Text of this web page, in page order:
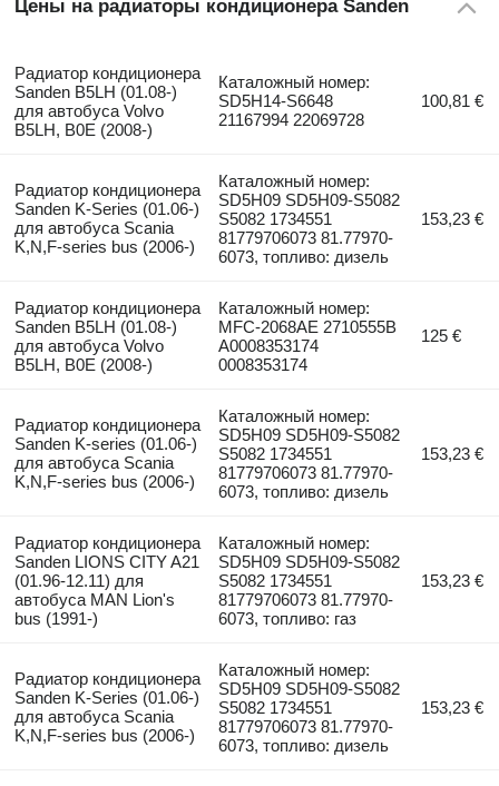
Цены на радиаторы кондиционера Sanden
Радиатор кондиционера
Sanden B5LH (01.08-)
для автобуса Volvo
B5LH, B0E (2008-)
Каталожный номер:
SD5H14-S6648
21167994 22069728
100,81 €
Радиатор кондиционера
Sanden K-Series (01.06-)
для автобуса Scania
K,N,F-series bus (2006-)
Каталожный номер:
SD5H09 SD5H09-S5082
S5082 1734551
81779706073 81.77970-
6073, топливо: дизель
153,23 €
Радиатор кондиционера
Sanden B5LH (01.08-)
для автобуса Volvo
B5LH, B0E (2008-)
Каталожный номер:
MFC-2068AE 2710555B
A0008353174
0008353174
125 €
Радиатор кондиционера
Sanden K-series (01.06-)
для автобуса Scania
K,N,F-series bus (2006-)
Каталожный номер:
SD5H09 SD5H09-S5082
S5082 1734551
81779706073 81.77970-
6073, топливо: дизель
153,23 €
Радиатор кондиционера
Sanden LIONS CITY A21
(01.96-12.11) для
автобуса MAN Lion's
bus (1991-)
Каталожный номер:
SD5H09 SD5H09-S5082
S5082 1734551
81779706073 81.77970-
6073, топливо: газ
153,23 €
Радиатор кондиционера
Sanden K-Series (01.06-)
для автобуса Scania
K,N,F-series bus (2006-)
Каталожный номер:
SD5H09 SD5H09-S5082
S5082 1734551
81779706073 81.77970-
6073, топливо: дизель
153,23 €